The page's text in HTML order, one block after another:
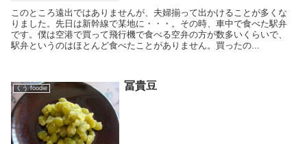
このところ遠出ではありませんが、夫婦揃って出かけることが多くな
りました。先日は新幹線で某地に・・・。その時、車中で食べた駅弁
です。僕は空港で買って飛行機で食べる空弁の方が数多いくらいで、
駅弁というのはほとんど食べたことがありません。買ったの...
くう foodie 冨貴豆